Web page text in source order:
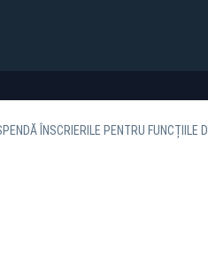
ÎNSCRIERILE PENTRU FUNCȚIILE